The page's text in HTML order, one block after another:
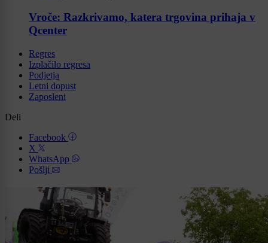
Vroče: Razkrivamo, katera trgovina prihaja v
Qcenter
Regres
Izplačilo regresa
Podjetja
Letni dopust
Zaposleni
Deli
Facebook
X
WhatsApp
Pošlji